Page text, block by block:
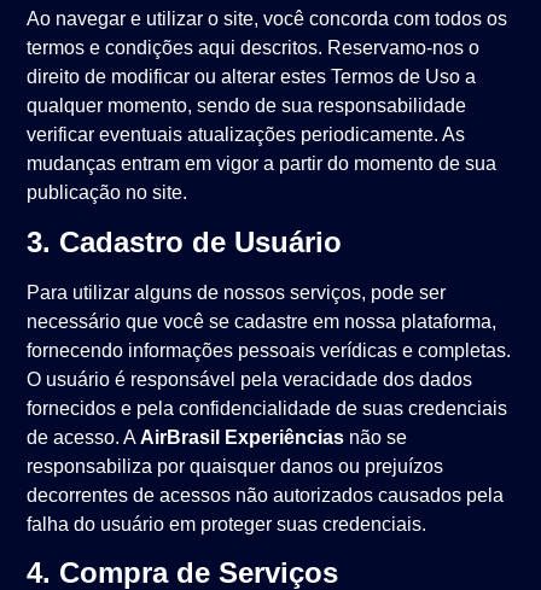
Ao navegar e utilizar o site, você concorda com todos os
termos e condições aqui descritos. Reservamo-nos o
direito de modificar ou alterar estes Termos de Uso a
qualquer momento, sendo de sua responsabilidade
verificar eventuais atualizações periodicamente. As
mudanças entram em vigor a partir do momento de sua
publicação no site.
3. Cadastro de Usuário
Para utilizar alguns de nossos serviços, pode ser
necessário que você se cadastre em nossa plataforma,
fornecendo informações pessoais verídicas e completas.
O usuário é responsável pela veracidade dos dados
fornecidos e pela confidencialidade de suas credenciais
de acesso. AAirBrasil Experiências não se
responsabiliza por quaisquer danos ou prejuízos
decorrentes de acessos não autorizados causados pela
falha do usuário em proteger suas credenciais.
4. Compra de Serviços